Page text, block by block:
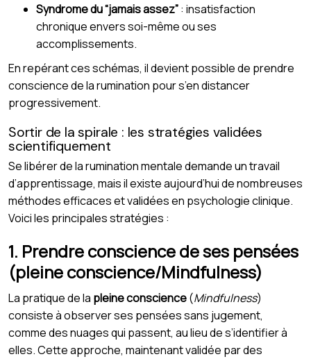
Syndrome du “jamais assez”: insatisfaction
chronique envers soi-même ou ses
accomplissements.
En repérant ces schémas, il devient possible de prendre
conscience de la rumination pour s’en distancer
progressivement.
Sortir de la spirale : les stratégies validées
scientifiquement
Se libérer de la rumination mentale demande un travail
d’apprentissage, mais il existe aujourd’hui de nombreuses
méthodes efficaces et validées en psychologie clinique.
Voici les principales stratégies :
1. Prendre conscience de ses pensées
(pleine conscience/Mindfulness)
La pratique de la pleine conscience(Mindfulness)
consiste à observer ses pensées sans jugement,
comme des nuages qui passent, au lieu de s’identifier à
elles. Cette approche, maintenant validée par des